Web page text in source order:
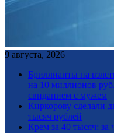
9 августа, 2026
Бриллианты на
на 10 миллионов
свиданием с мужем
Киркорову сделали
тысяч рублей
Крем за 40 тысяч: за